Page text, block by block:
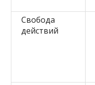
Свобода
действий